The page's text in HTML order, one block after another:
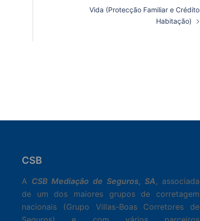
Vida (Protecção Familiar e Crédito
Habitação)
CSB
A CSB Mediação de Seguros, SA, associada
de um dos maiores grupos de corretagem
nacionais (Grupo Villas-Boas Corretores de